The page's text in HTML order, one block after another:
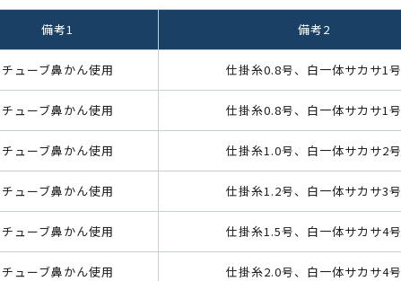
備考1 備考2
チューブ鼻かん使用 仕掛糸0.8号、白一体サカサ1号
チューブ鼻かん使用 仕掛糸0.8号、白一体サカサ1号
チューブ鼻かん使用 仕掛糸1.0号、白一体サカサ2号
チューブ鼻かん使用 仕掛糸1.2号、白一体サカサ3号
チューブ鼻かん使用 仕掛糸1.5号、白一体サカサ4号
チューブ鼻かん使用 仕掛糸2.0号、白一体サカサ4号